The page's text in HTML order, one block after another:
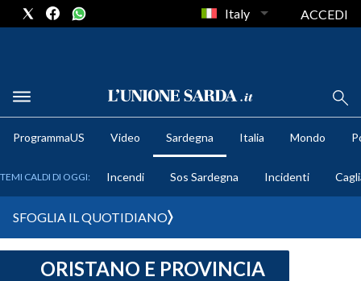
METEO
CRONACA SARDEGNA
Italy ACCEDI
ProgrammaUS Video Sardegna Italia Mondo
TEMI CALDI DI OGGI: Incendi Sos Sardegna Incidenti
SFOGLIA IL QUOTIDIANO
ORISTANO E PROVINCIA